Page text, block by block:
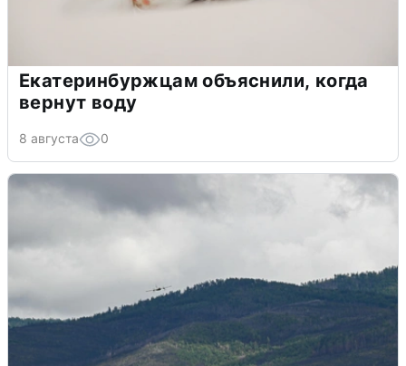
Екатеринбуржцам объяснили, когда
вернут воду
8 августа 0